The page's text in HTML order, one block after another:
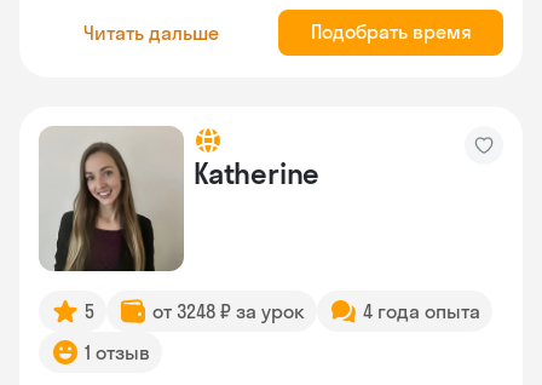
Читать дальше Подобрать время
Katherine
5 от 3248 ₽ за урок
4 года опыта
1 отзыв